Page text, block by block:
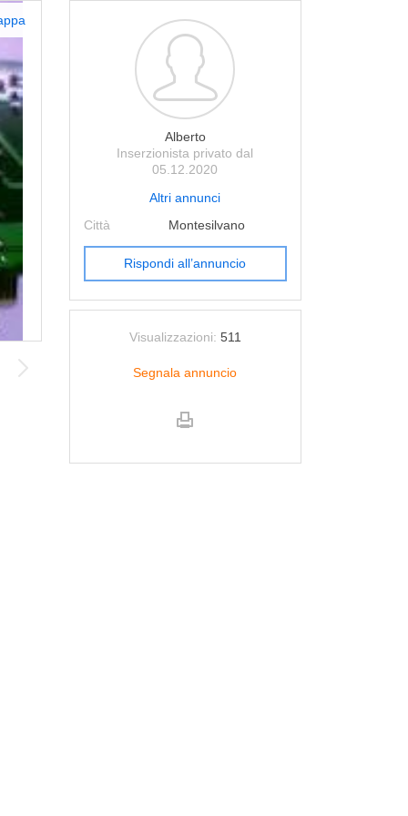
Alberto
Inserzionista privato dal
05.12.2020
Altri annunci
Città
Montesilvano
Rispondi all’annuncio
Visualizzazioni: 511
Segnala annuncio